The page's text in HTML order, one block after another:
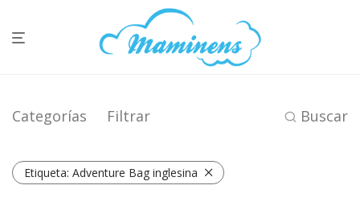
Categorías Filtrar Buscar
Etiqueta: Adventure Bag inglesina